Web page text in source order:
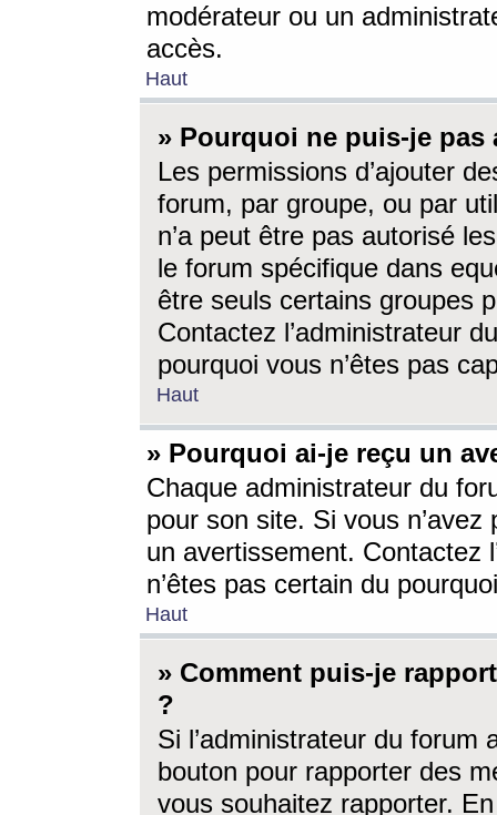
modérateur ou un
accès.
Haut
» Pourquoi ne puis-je
Les permissions d’ajouter
forum, par groupe, ou par
n’a peut être pas autorisé
le forum spécifique dans
être seuls certains groupes
Contactez l’administrateur
pourquoi vous n’êtes pas
Haut
» Pourquoi ai-je reçu un
Chaque administrateur du
pour son site. Si vous
un avertissement. Contactez
n’êtes pas certain du
Haut
» Comment puis-je
?
Si l’administrateur du forum
bouton pour rapporter des
vous souhaitez rapporter.